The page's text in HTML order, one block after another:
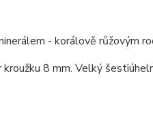
- korálově růžovým
8 mm. Velký